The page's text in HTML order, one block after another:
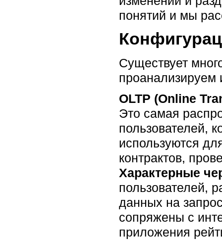
понятий и мы
Существует
проанализируем
OLTP (Online
Это самая
пользователей,
используются
контрактов,
Характерные
пользователей,
данных на
сопряжены с
приложения